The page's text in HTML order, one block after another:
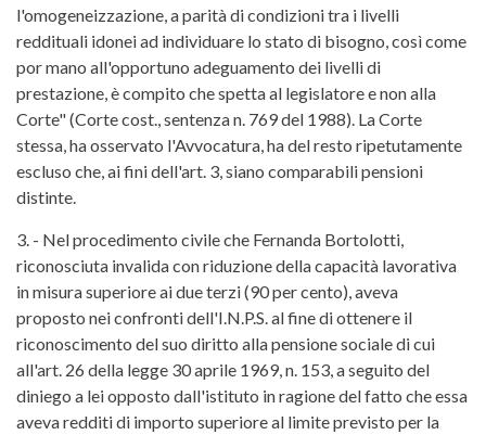
l'omogeneizzazione, a parità di condizioni tra i livelli
reddituali idonei ad individuare lo stato di bisogno, così come
por mano all'opportuno adeguamento dei livelli di
prestazione, è compito che spetta al legislatore e non alla
Corte" (Corte cost., sentenza n. 769 del 1988). La Corte
stessa, ha osservato l'Avvocatura, ha del resto ripetutamente
escluso che, ai fini dell'art. 3, siano comparabili pensioni
distinte.
3. - Nel procedimento civile che Fernanda Bortolotti,
riconosciuta invalida con riduzione della capacità lavorativa
in misura superiore ai due terzi (90 per cento), aveva
proposto nei confronti dell'I.N.P.S. al fine di ottenere il
riconoscimento del suo diritto alla pensione sociale di cui
all'art. 26 della legge 30 aprile 1969, n. 153, a seguito del
diniego a lei opposto dall'istituto in ragione del fatto che essa
aveva redditi di importo superiore al limite previsto per la